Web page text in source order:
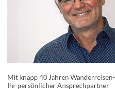
Mit knapp 40 Jahren
Ihr persönlicher Ansprechpartner